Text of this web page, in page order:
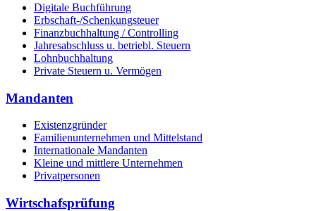
Digitale Buchführung
Erbschaft-/Schenkungsteuer
Finanzbuchhaltung / Controlling
Jahresabschluss u. betriebl. Steuern
Lohnbuchhaltung
Private Steuern u. Vermögen
Mandanten
Existenzgründer
Familienunternehmen und Mittelstand
Internationale Mandanten
Kleine und mittlere Unternehmen
Privatpersonen
Wirtschafsprüfung